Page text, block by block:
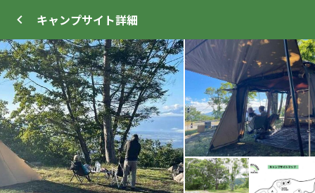
キャンプサイト詳細